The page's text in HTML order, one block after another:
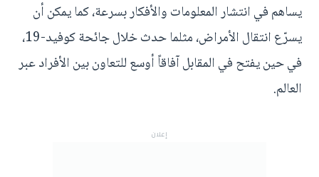
يساهم في انتشار المعلومات والأفكار بسرعة، كما يمكن أن
يسرّع انتقال الأمراض، مثلما حدث خلال جائحة كوفيد-19،
في حين يفتح في المقابل آفاقاً أوسع للتعاون بين الأفراد عبر
العالم.
إعلان